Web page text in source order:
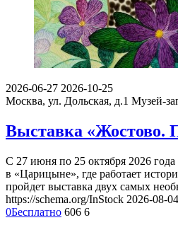
2026-06-27 2026-10-25
Москва, ул. Дольская, д.1 Музей-
Выставка «Жостово.
С 27 июня по 25 октября 2026
в «Царицыне», где работает
пройдет выставка двух самых
https://schema.org/InStock 2026-08-
0Бесплатно 606 6